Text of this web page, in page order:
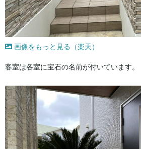
画像をもっと見る（楽天）
客室は各室に宝石の名前が付いています。